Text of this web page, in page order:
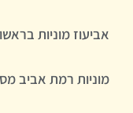
אביעוז מוניות
מוניות רמת אביב